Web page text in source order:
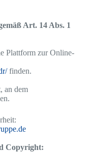
Art. 14 Abs. 1
Plattform zur Online-
finden.
an dem
Copyright: